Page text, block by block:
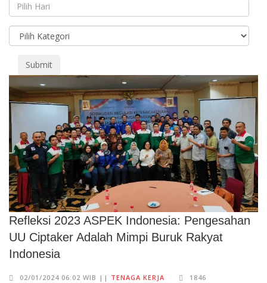
Submit
Refleksi 2023 ASPEK Indonesia: Pengesahan
UU Ciptaker Adalah Mimpi Buruk Rakyat
Indonesia
02/01/2024 06:02 WIB || TENAGA KERJA 1846